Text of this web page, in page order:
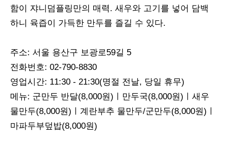
함이 쟈니덤플링만의 매력. 새우와 고기를 넣어 담백
하니 육즙이 가득한 만두를 즐길 수 있다.
주소: 서울 용산구 보광로59길 5
전화번호: 02-790-8830
영업시간: 11:30 - 21:30(명절 전날, 당일 휴무)
메뉴: 군만두 반달(8,000원)ㅣ만두국(8,000원)ㅣ새우
물만두(8,000원)ㅣ계란부추 물만두/군만두(8,000원)ㅣ
마파두부덮밥(8,000원)